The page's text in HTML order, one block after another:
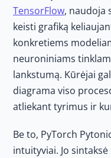
TensorFlow, naudoja
keisti grafiką
konkretiems
neuroniniams
lankstumą. Kūrėjai
diagrama viso
atliekant tyrimus ir
Be to, PyTorch
intuityviai. Jo